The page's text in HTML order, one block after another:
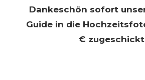
Dankeschön sofort
Guide in die
€